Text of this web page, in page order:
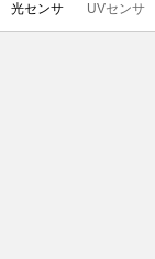
光センサ UVセンサ